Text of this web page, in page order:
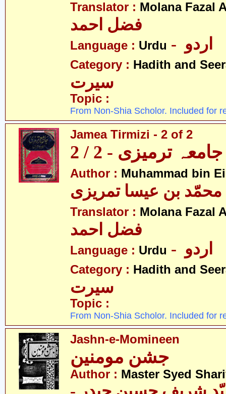
Translator : Molana Fazal
فضل احمد
Language : Urdu
Category : Hadith and
سیرت
Topic :
From Non-Shia Scholor. Included for
Jamea Tirmizi - 2 of 2
جامعہ ترمیزی - 2 / 2
Author : Muhammad bin
Translator : Molana Fazal
فضل احمد
Language : Urdu
Category : Hadith and
سیرت
Topic :
From Non-Shia Scholor. Included for
Jashn-e-Momineen
Author : Master Syed